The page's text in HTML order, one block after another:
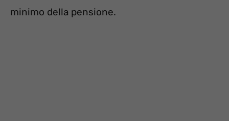
minimo della pensione.